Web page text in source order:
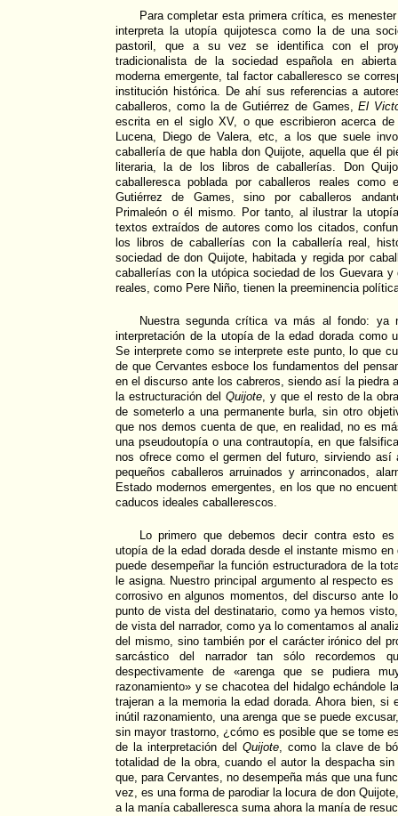
Para completar esta primera crítica, es
interpreta la utopía quijotesca como la de una
pastoril, que a su vez se identifica con el
tradicionalista de la sociedad española en
moderna emergente, tal factor caballeresco se
institución histórica. De ahí sus referencias a
caballeros, como la de Gutiérrez de Games,El
escrita en el siglo XV, o que escribieron acerca
Lucena, Diego de Valera, etc, a los que suele
caballería de que habla don Quijote, aquella que él
literaria, la de los libros de caballerías. Don
caballeresca poblada por caballeros reales como
Gutiérrez de Games, sino por caballeros
Primaleón o él mismo. Por tanto, al ilustrar la
textos extraídos de autores como los citados,
los libros de caballerías con la caballería real,
sociedad de don Quijote, habitada y regida por
caballerías con la utópica sociedad de los Guevara
reales, como Pere Niño, tienen la preeminencia
Nuestra segunda crítica va más al fondo: ya
interpretación de la utopía de la edad dorada como
Se interprete como se interprete este punto, lo que
de que Cervantes esboce los fundamentos del
en el discurso ante los cabreros, siendo así la piedra
la estructuración del Quijote, y que el resto de la
de someterlo a una permanente burla, sin otro
que nos demos cuenta de que, en realidad, no es
una pseudoutopía o una contrautopía, en que
nos ofrece como el germen del futuro, sirviendo
pequeños caballeros arruinados y arrinconados,
Estado modernos emergentes, en los que no
caducos ideales caballerescos.
Lo primero que debemos decir contra esto
utopía de la edad dorada desde el instante mismo
puede desempeñar la función estructuradora de la
le asigna. Nuestro principal argumento al respecto
corrosivo en algunos momentos, del discurso ante
punto de vista del destinatario, como ya hemos
de vista del narrador, como ya lo comentamos al
del mismo, sino también por el carácter irónico del
sarcástico del narrador tan sólo recordemos
despectivamente de «arenga que se pudiera
razonamiento» y se chacotea del hidalgo echándole
trajeran a la memoria la edad dorada. Ahora bien, si
inútil razonamiento, una arenga que se puede
sin mayor trastorno, ¿cómo es posible que se tome
de la interpretación del Quijote, como la clave de
totalidad de la obra, cuando el autor la despacha
que, para Cervantes, no desempeña más que una
vez, es una forma de parodiar la locura de don
a la manía caballeresca suma ahora la manía de